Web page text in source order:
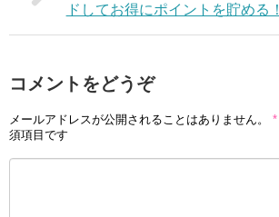
ドしてお得にポイントを貯める！
コメントをどうぞ
メールアドレスが公開されることはありません。 *
須項目です